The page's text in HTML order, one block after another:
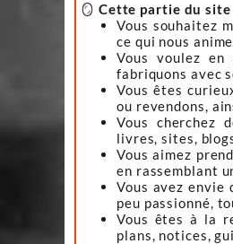
🪞 Cette partie du
Vous souhaitez
ce qui nous
Vous voulez
fabriquons avec
Vous êtes
ou revendons,
Vous cherchez
livres, sites,
Vous aimez
en rassemblant
Vous avez envie
peu passionné,
Vous êtes à la
plans, notices,